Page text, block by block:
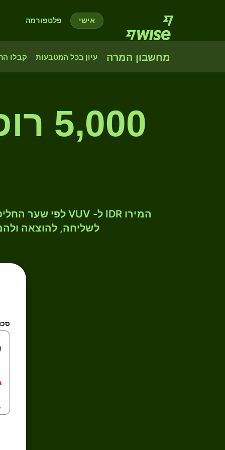
אישי פלטפורמה
מחשבון המרה עיון בכל המטבעות קבלו
לשליחה, להוצאה